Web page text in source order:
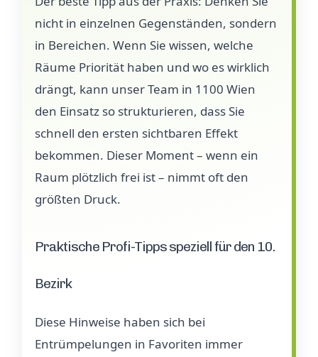
nicht in einzelnen Gegenständen, sondern
in Bereichen. Wenn Sie wissen, welche
Räume Priorität haben und wo es wirklich
drängt, kann unser Team in 1100 Wien
den Einsatz so strukturieren, dass Sie
schnell den ersten sichtbaren Effekt
bekommen. Dieser Moment – wenn ein
Raum plötzlich frei ist – nimmt oft den
größten Druck.
Praktische Profi-Tipps speziell für den 10.
Bezirk
Diese Hinweise haben sich bei
Entrümpelungen in Favoriten immer